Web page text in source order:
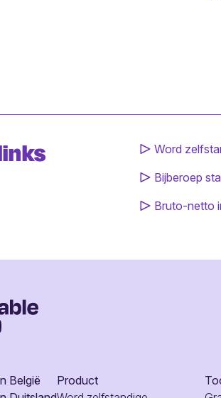
Word
Bijberoep
Bruto-netto
België
Product